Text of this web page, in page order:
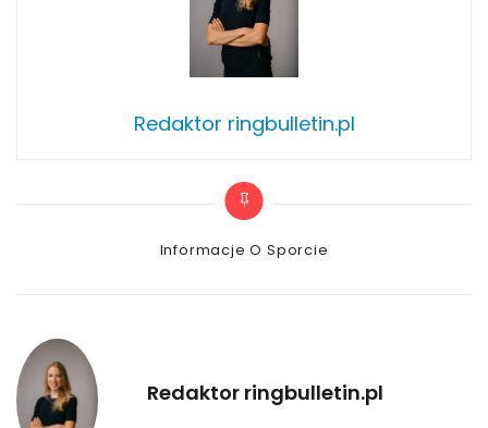
Redaktor ringbulletin.pl
Categories
Informacje O Sporcie
Redaktor ringbulletin.pl